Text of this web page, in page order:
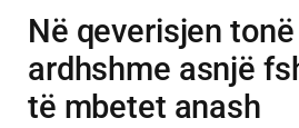
Në qeverisjen
ardhshme asnjë
të mbetet anash